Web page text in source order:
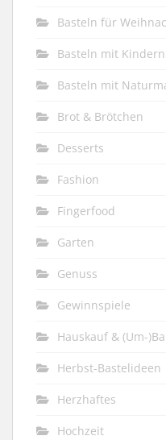
Basteln für
Basteln mit Kindern
Basteln mit
Brot & Brötchen
Desserts
Fashion
Fingerfood
Garten
Genuss
Gewinnspiele
Hauskauf & (Um-
Herbst-Bastelideen
Herzhaftes
Hochzeit